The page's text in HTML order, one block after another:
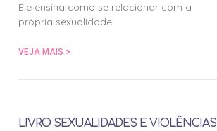
Ele ensina como se relacionar com a
própria sexualidade.
VEJA MAIS >
LIVRO SEXUALIDADES E VIOLÊNCIAS